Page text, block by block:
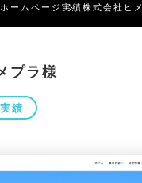
ホームページ実績株式会社ヒ
プラ様
績